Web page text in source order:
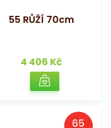
55 RŮŽÍ 70cm
4 406 Kč